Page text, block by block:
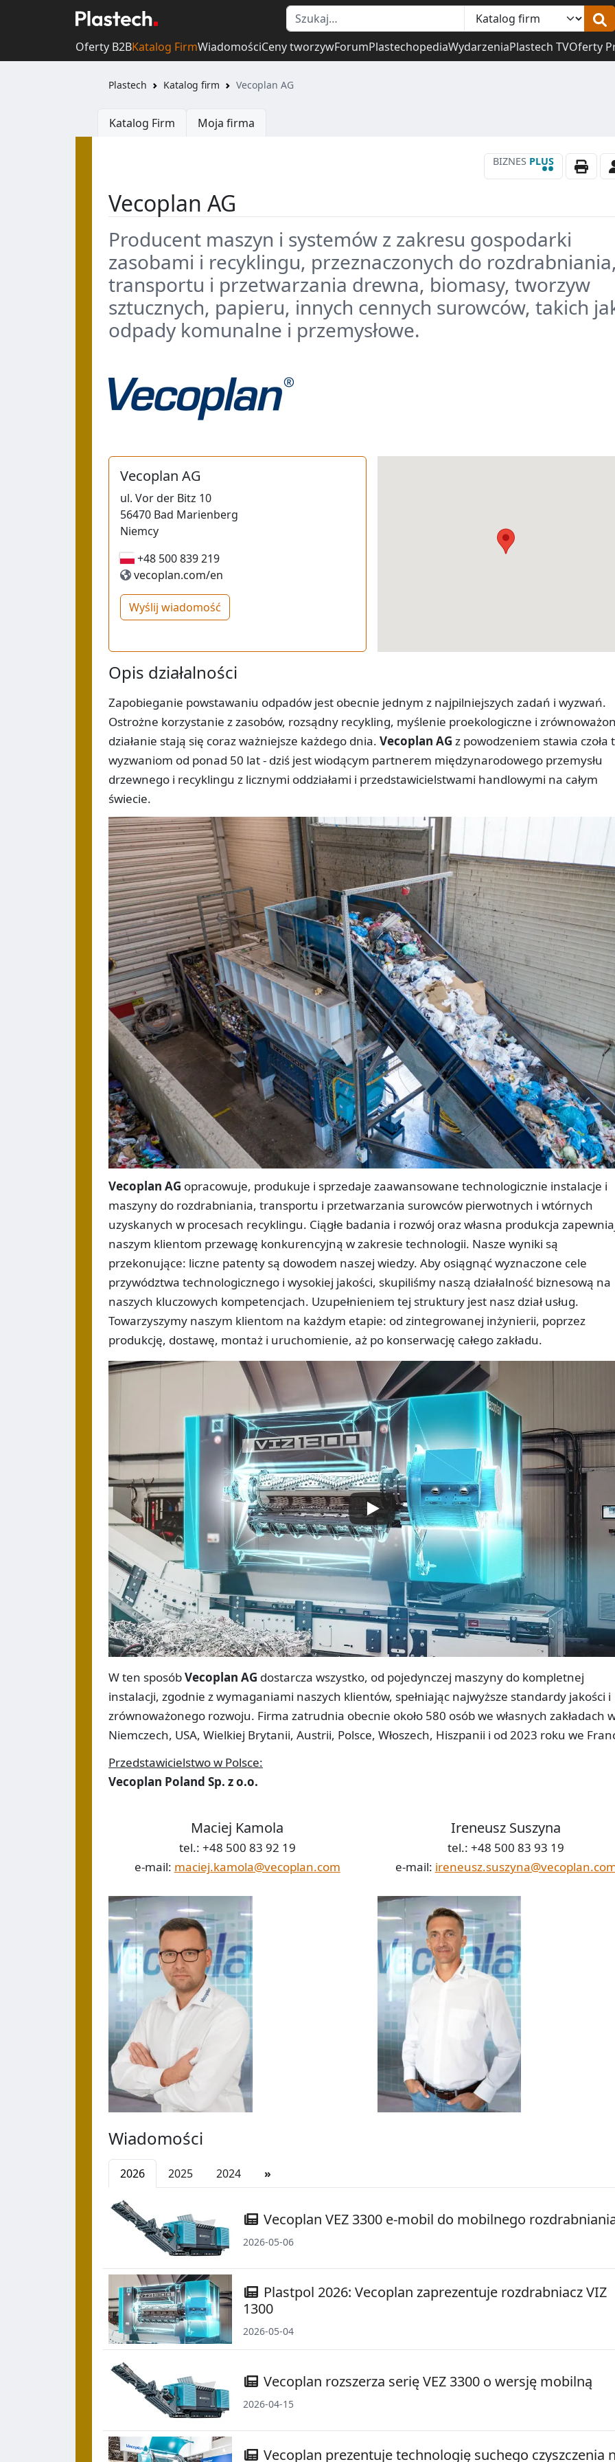
Oferty B2BKatalog FirmWiadomościCeny tworzywForumPlastechopediaWydarzeniaPlastech TVOferty
Plastech Katalog firm Vecoplan AG
Katalog Firm Moja firma
BIZNES PLUS
••
Vecoplan AG
Producent maszyn i systemów z zakresu gospodarki
zasobami i recyklingu, przeznaczonych do
transportu i przetwarzania drewna, biomasy, tworzyw
sztucznych, papieru, innych cennych surowców, takich
odpady komunalne i przemysłowe.
Vecoplan AG
ul. Vor der Bitz 10
56470 Bad Marienberg
Niemcy
+48 500 839 219
+48 500 839 219
vecoplan.com/en
Wyślij wiadomość
Opis działalności
Zapobieganie powstawaniu odpadów jest obecnie jednym z najpilniejszych zadań i wyzwań.
Ostrożne korzystanie z zasobów, rozsądny recykling, myślenie proekologiczne i
działanie stają się coraz ważniejsze każdego dnia. Vecoplan AG z powodzeniem stawia czoła
wyzwaniom od ponad 50 lat - dziś jest wiodącym partnerem międzynarodowego przemysłu
drzewnego i recyklingu z licznymi oddziałami i przedstawicielstwami handlowymi na całym
świecie.
Vecoplan AG opracowuje, produkuje i sprzedaje zaawansowane technologicznie instalacje i
maszyny do rozdrabniania, transportu i przetwarzania surowców pierwotnych i wtórnych
uzyskanych w procesach recyklingu. Ciągłe badania i rozwój oraz własna produkcja
naszym klientom przewagę konkurencyjną w zakresie technologii. Nasze wyniki są
przekonujące: liczne patenty są dowodem naszej wiedzy. Aby osiągnąć wyznaczone cele
przywództwa technologicznego i wysokiej jakości, skupiliśmy naszą działalność biznesową na
naszych kluczowych kompetencjach. Uzupełnieniem tej struktury jest nasz dział usług.
Towarzyszymy naszym klientom na każdym etapie: od zintegrowanej inżynierii, poprzez
produkcję, dostawę, montaż i uruchomienie, aż po konserwację całego zakładu.
W ten sposóbVecoplan AG dostarcza wszystko, od pojedynczej maszyny do kompletnej
instalacji, zgodnie z wymaganiami naszych klientów, spełniając najwyższe standardy jakości i
zrównoważonego rozwoju. Firma zatrudnia obecnie około 580 osób we własnych zakładach
Niemczech, USA, Wielkiej Brytanii, Austrii, Polsce, Włoszech, Hiszpanii i od 2023 roku we
Przedstawicielstwo w Polsce:
Vecoplan Poland Sp. z o.o.
Maciej Kamola
tel.: +48 500 83 92 19
e-mail: maciej.kamola@vecoplan.com
Ireneusz Suszyna
tel.: +48 500 83 93 19
e-mail:
Wiadomości
2026 2025 2024 »
Vecoplan VEZ 3300 e-mobil do mobilnego
2026-05-06
Plastpol 2026: Vecoplan zaprezentuje rozdrabniacz VIZ
1300
2026-05-04
Vecoplan rozszerza serię VEZ 3300 o wersję mobilną
2026-04-15
Vecoplan prezentuje technologię suchego czyszczenia